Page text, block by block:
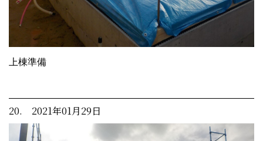
上棟準備
20. 2021年01月29日